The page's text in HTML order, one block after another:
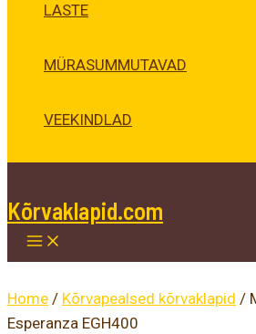
LASTE
MÜRASUMMUTAVAD
VEEKINDLAD
Kõrvaklapid.com
Home / Kõrvapealsed kõrvaklapid /
Esperanza EGH400